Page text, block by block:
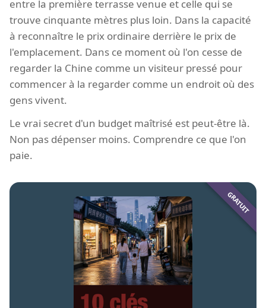
entre la première terrasse venue et celle qui se
trouve cinquante mètres plus loin. Dans la capacité
à reconnaître le prix ordinaire derrière le prix de
l'emplacement. Dans ce moment où l'on cesse de
regarder la Chine comme un visiteur pressé pour
commencer à la regarder comme un endroit où des
gens vivent.
Le vrai secret d'un budget maîtrisé est peut-être là.
Non pas dépenser moins. Comprendre ce que l'on
paie.